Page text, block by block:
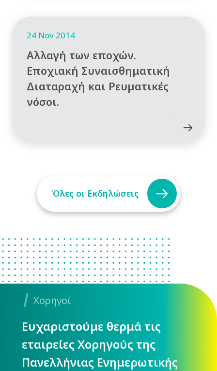
24 Nov 2014
Αλλαγή των εποχών.
Εποχιακή Συναισθηματική
Διαταραχή και Ρευματικές
νόσοι.
Όλες οι Εκδηλώσεις
Χορηγοί
Ευχαριστούμε θερμά τις
εταιρείες Χορηγούς της
Πανελλήνιας Ενημερωτικής